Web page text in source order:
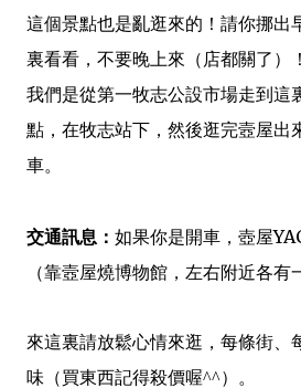
這個景點也是亂逛來的！請你挪出
裏看看，不要晚上來（店都關了）！
我們是從第一牧志公設市場走到這
點，在牧志站下，然後逛完壼屋出
車。
交通訊息： 如果你是開車，壺屋
（靠壼屋燒博物館，左右附近各有
來這裏請放鬆心情來逛，每條街、
味（買東西記得殺價喔^^）。